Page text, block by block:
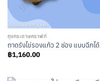
ถุงกระดาษคราฟท์
ถาดรังไข่รองแก้ว 2 ช่อง แบบฉีกได้
฿1,160.00